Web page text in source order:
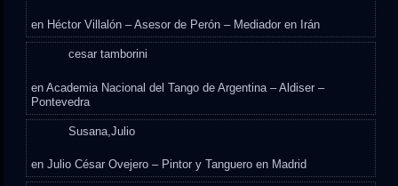
en Héctor Villalón – Asesor de Perón – Mediador en Irán
cesar tamborini
enAcademia Nacional del Tango de Argentina – Aldiser –
Pontevedra
Susana,Julio
enJulio César Ovejero – Pintor y Tanguero en Madrid